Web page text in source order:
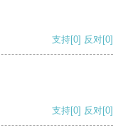
支持[0] 反对[0]
支持[0] 反对[0]